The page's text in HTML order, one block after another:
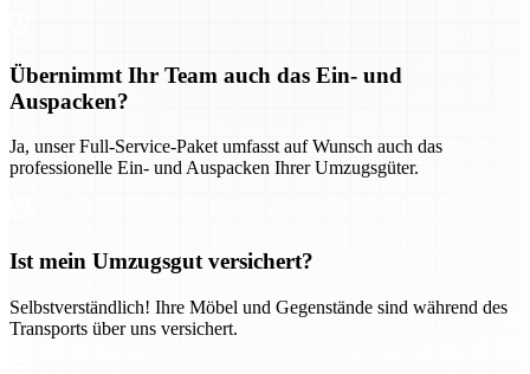
Übernimmt Ihr Team auch das Ein- und
Auspacken?
Ja, unser Full-Service-Paket umfasst auf Wunsch auch das
professionelle Ein- und Auspacken Ihrer Umzugsgüter.
Ist mein Umzugsgut versichert?
Selbstverständlich! Ihre Möbel und Gegenstände sind während des
Transports über uns versichert.